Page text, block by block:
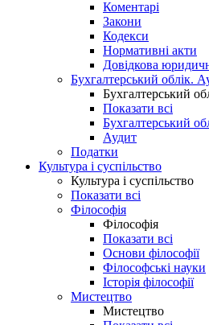
Коментарі
Закони
Кодекси
Нормативні акти
Довідкова
Бухгалтерський облік.
Бухгалтерський
Показати всі
Бухгалтерський
Аудит
Податки
Культура і суспільство
Культура і суспільство
Показати всі
Філософія
Філософія
Показати всі
Основи філософії
Філософські науки
Історія філософії
Мистецтво
Мистецтво